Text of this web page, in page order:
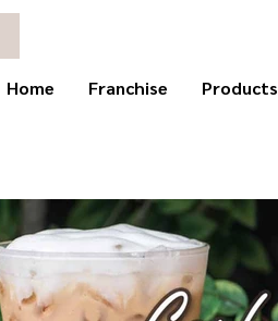
Home Franchise Products